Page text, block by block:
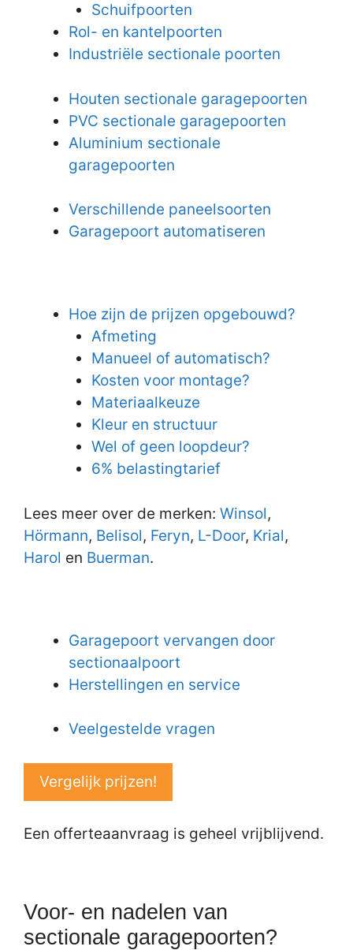
Schuifpoorten
Rol- en kantelpoorten
Industriële sectionale poorten
Houten sectionale garagepoorten
PVC sectionale garagepoorten
Aluminium sectionale
garagepoorten
Verschillende paneelsoorten
Garagepoort automatiseren
Hoe zijn de prijzen opgebouwd?
Afmeting
Manueel of automatisch?
Kosten voor montage?
Materiaalkeuze
Kleur en structuur
Wel of geen loopdeur?
6% belastingtarief
Lees meer over de merken: Winsol,
Hörmann, Belisol, Feryn, L-Door, Krial,
Harol en Buerman.
Garagepoort vervangen door
sectionaalpoort
Herstellingen en service
Veelgestelde vragen
Vergelijk prijzen!
Een offerteaanvraag is geheel vrijblijvend.
Voor- en nadelen van
sectionale garagepoorten?